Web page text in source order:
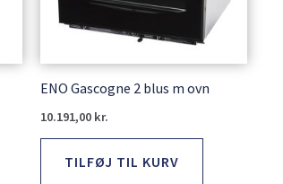
ENO Gascogne 2 blus m ovn
10.191,00 kr.
TILFØJ TIL KURV